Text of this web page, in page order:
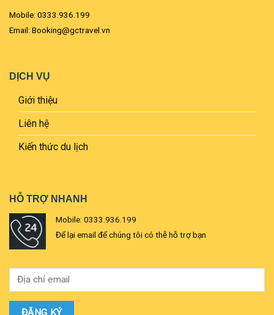
Mobile: 0333.936.199
Email: Booking@gctravel.vn
DỊCH VỤ
Giới thiệu
Liên hệ
Kiến thức du lịch
HỖ TRỢ NHANH
Mobile: 0333.936.199
Để lại email để chúng tôi có thễ hỗ trợ bạn